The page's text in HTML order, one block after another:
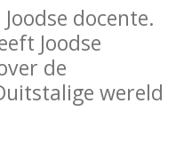
docente.
Joodse
de
wereld